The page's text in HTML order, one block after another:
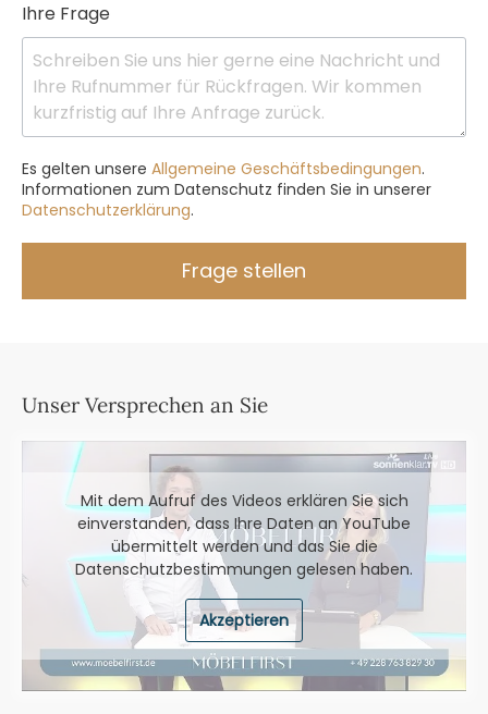
Ihre Frage
Es gelten unsere Allgemeine Geschäftsbedingungen.
Informationen zum Datenschutz finden Sie in unserer
Datenschutzerklärung.
Frage stellen
Unser Versprechen an Sie
Mit dem Aufruf des Videos erklären Sie sich
einverstanden, dass Ihre Daten an YouTube
übermittelt werden und das Sie die
Datenschutzbestimmungen gelesen haben.
Akzeptieren